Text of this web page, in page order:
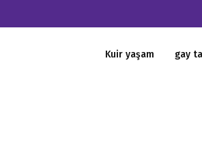
Kuir yaşam gay